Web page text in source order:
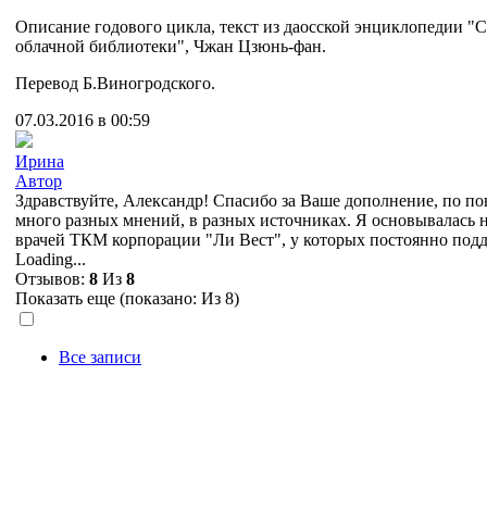
Описание годового цикла, текст из даосской энциклопедии
облачной библиотеки", Чжан Цзюнь-фан.
Перевод Б.Виногродского.
07.03.2016 в 00:59
Ирина
Автор
Здравствуйте, Александр! Спасибо за Ваше дополнение, по
много разных мнений, в разных источниках. Я основывалась
врачей ТКМ корпорации "Ли Вест", у которых постоянно
Loading...
Отзывов: 8 Из 8
Показать еще (показано: Из 8)
Все записи